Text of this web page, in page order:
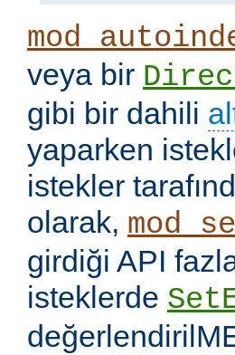
veya bir
gibi bir dahili
yaparken
istekler
olarak,
girdiği API
isteklerde